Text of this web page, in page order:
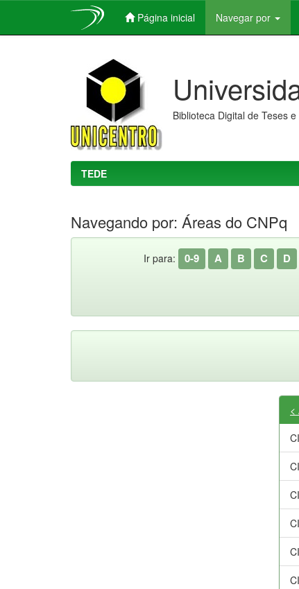
Página inicial Navegar por
Biblioteca Digital de Teses
TEDE
Navegando por: Áreas do CNPq
Ir para: 0-9 A B C D
<